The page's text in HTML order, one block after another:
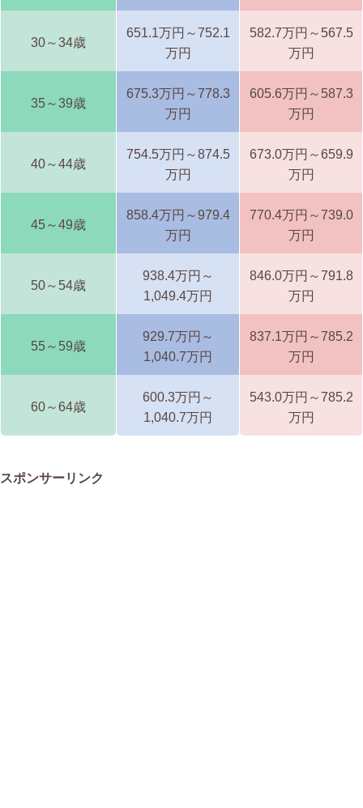
30～34歳
651.1万円～752.1
万円
582.7万円～567.5
万円
35～39歳
675.3万円～778.3
万円
605.6万円～587.3
万円
40～44歳
754.5万円～874.5
万円
673.0万円～659.9
万円
45～49歳
858.4万円～979.4
万円
770.4万円～739.0
万円
50～54歳
938.4万円～
1,049.4万円
846.0万円～791.8
万円
55～59歳
929.7万円～
1,040.7万円
837.1万円～785.2
万円
60～64歳
600.3万円～
1,040.7万円
543.0万円～785.2
万円
スポンサーリンク